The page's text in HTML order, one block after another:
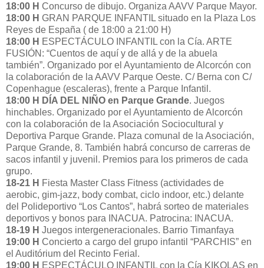
18:00 H Concurso de dibujo. Organiza AAVV Parque Mayor.
18:00 H GRAN PARQUE INFANTIL situado en la Plaza Los
Reyes de España ( de 18:00 a 21:00 H)
18:00 H ESPECTÁCULO INFANTIL con la Cía. ARTE
FUSIÓN: “Cuentos de aquí y de allá y de la abuela
también”. Organizado por el Ayuntamiento de Alcorcón con
la colaboración de la AAVV Parque Oeste. C/ Berna con C/
Copenhague (escaleras), frente a Parque Infantil.
18:00 H DÍA DEL NIÑO en Parque Grande. Juegos
hinchables. Organizado por el Ayuntamiento de Alcorcón
con la colaboración de la Asociación Sociocultural y
Deportiva Parque Grande. Plaza comunal de la Asociación,
Parque Grande, 8. También habrá concurso de carreras de
sacos infantil y juvenil. Premios para los primeros de cada
grupo.
18-21 H Fiesta Master Class Fitness (actividades de
aerobic, gim-jazz, body combat, ciclo indoor, etc.) delante
del Polideportivo “Los Cantos”, habrá sorteo de materiales
deportivos y bonos para INACUA. Patrocina: INACUA.
18-19 H Juegos intergeneracionales. Barrio Timanfaya
19:00 H Concierto a cargo del grupo infantil “PARCHIS” en
el Auditórium del Recinto Ferial.
19:00 H ESPECTÁCULO INFANTIL con la Cía KIKOLAS en